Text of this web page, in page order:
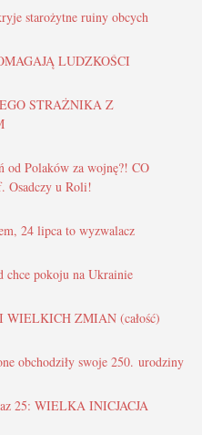
starożytne ruiny obcych
LUDZKOŚCI
STRAŻNIKA Z
od Polaków za wojnę?! CO
Osadczy u Roli!
24 lipca to wyzwalacz
chce pokoju na Ukrainie
ZMIAN (całość)
obchodziły swoje 250. urodziny
25: WIELKA INICJACJA